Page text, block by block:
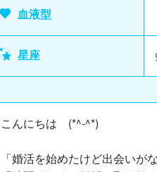
血液型
星座
こんにちは (*^-^*)
「婚活を始めたけど出会いが